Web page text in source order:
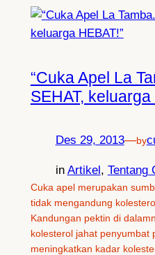
“Cuka Apel La
SEHAT, keluarga
Des 29, 2013—by
in Artikel, Tentang
Cuka apel merupakan
tidak mengandung
Kandungan pektin di
kolesterol jahat penyumbat
meningkatkan kadar